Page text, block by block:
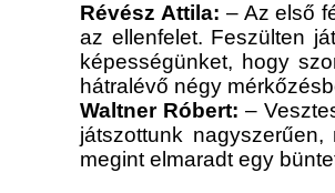
Révész Attila: – Az első
az ellenfelet. Feszülten
képességünket, hogy
hátralévő négy
Waltner Róbert:–
játszottunk
megint elmaradt egy